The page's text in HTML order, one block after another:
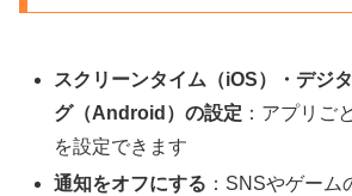
スクリーンタイム（iOS）・デジ
グ（Android）の設定 ：アプリご
を設定できます
通知をオフにする ：SNSやゲーム